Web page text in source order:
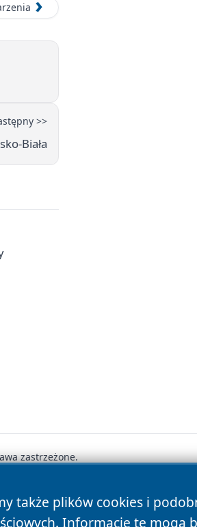
>>
Biała
także plików cookies i
Informacje te mogą
zastrzeżone.
Cookies